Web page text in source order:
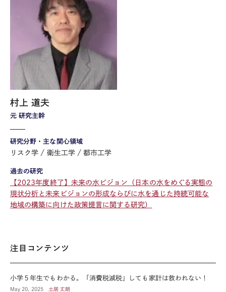
元 研究主幹
村上 道夫
研究分野・主な関心領域
リスク学 衛生工学 都市工学
過去の研究
【2023年度終了】未来の水ビジョン（日本の水をめぐる実態の
現状分析と未来ビジョンの形成ならびに水を通じた持続可能な
地域の構築に向けた政策提言に関する研究）
注目コンテンツ
小学５年生でもわかる。「消費税減税」しても家計は救われない！
May 20, 2025 土居 丈朗